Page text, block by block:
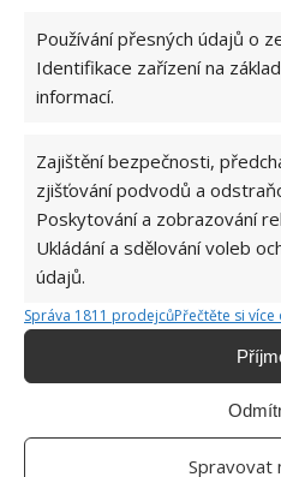
Používání přesných údajů o
Identifikace zařízení na
informací.
Zajištění bezpečnosti,
zjišťování podvodů a
Poskytování a zobrazování
Ukládání a sdělování voleb
údajů.
Správa 1811 prodejcůPřečtěte si
Spravovat
7.8.2026
Retro kvíz na
silnice za